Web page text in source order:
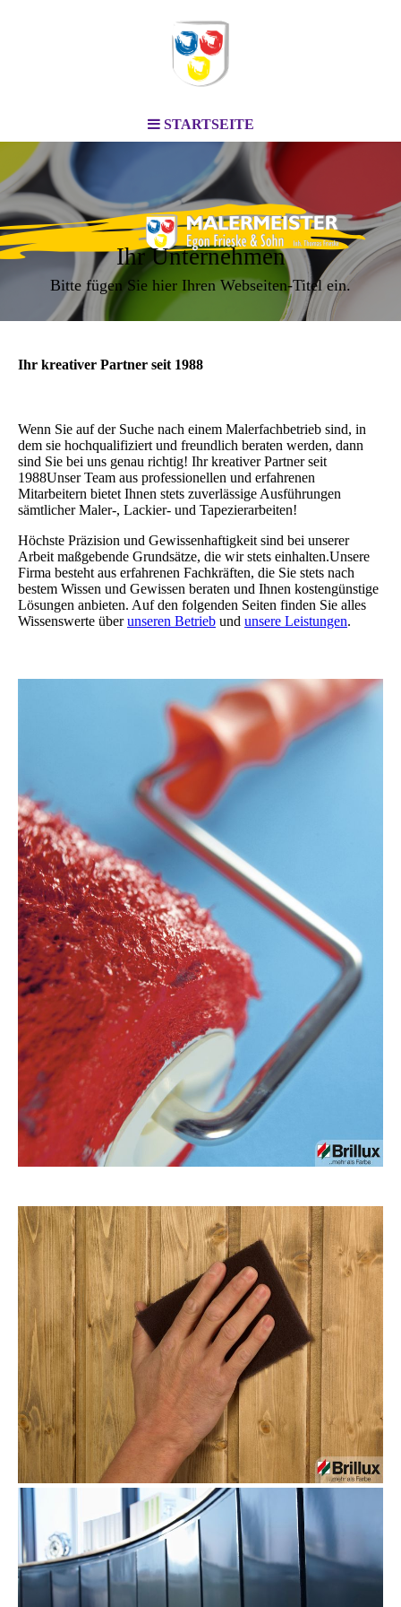
STARTSEITE
Ihr Unternehmen
Bitte fügen Sie hier Ihren Webseiten-Titel ein.
Ihr kreativer Partner seit 1988
Wenn Sie auf der Suche nach einem Malerfachbetrieb sind, in
dem sie hochqualifiziert und freundlich beraten werden, dann
sind Sie bei uns genau richtig! Ihr kreativer Partner seit
1988Unser Team aus professionellen und erfahrenen
Mitarbeitern bietet Ihnen stets zuverlässige Ausführungen
sämtlicher Maler-, Lackier- und Tapezierarbeiten!
Höchste Präzision und Gewissenhaftigkeit sind bei unserer
Arbeit maßgebende Grundsätze, die wir stets einhalten.Unsere
Firma besteht aus erfahrenen Fachkräften, die Sie stets nach
bestem Wissen und Gewissen beraten und Ihnen kostengünstige
Lösungen anbieten. Auf den folgenden Seiten finden Sie alles
Wissenswerte überunseren Betrieb und unsere Leistungen.